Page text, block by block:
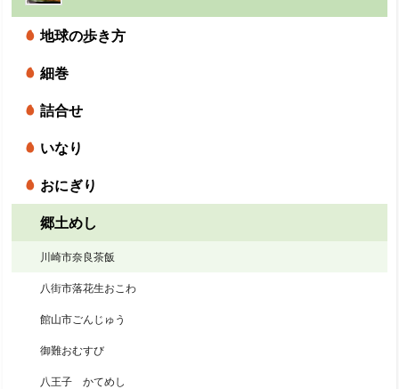
地球の歩き方
細巻
詰合せ
いなり
おにぎり
郷土めし
川崎市奈良茶飯
八街市落花生おこわ
館山市ごんじゅう
御難おむすび
八王子 かてめし